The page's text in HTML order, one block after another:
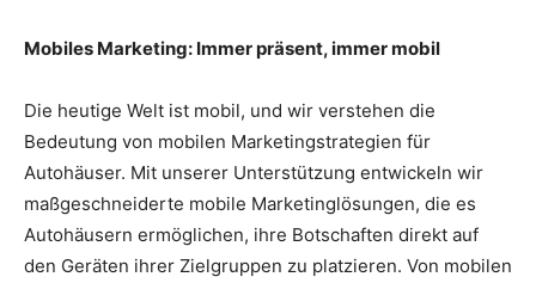
Mobiles Marketing: Immer präsent, immer mobil
Die heutige Welt ist mobil, und wir verstehen die
Bedeutung von mobilen Marketingstrategien für
Autohäuser. Mit unserer Unterstützung entwickeln wir
maßgeschneiderte mobile Marketinglösungen, die es
Autohäusern ermöglichen, ihre Botschaften direkt auf
den Geräten ihrer Zielgruppen zu platzieren. Von mobilen